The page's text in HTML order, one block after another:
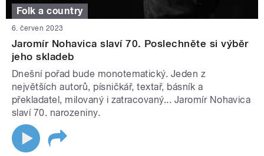
Folk a country
6. červen 2023
Jaromír Nohavica slaví 70. Poslechněte si výběr
jeho skladeb
Dnešní pořad bude monotematický. Jeden z
největších autorů, písničkář, textař, básník a
překladatel, milovaný i zatracovaný... Jaromír Nohavica
slaví 70. narozeniny.